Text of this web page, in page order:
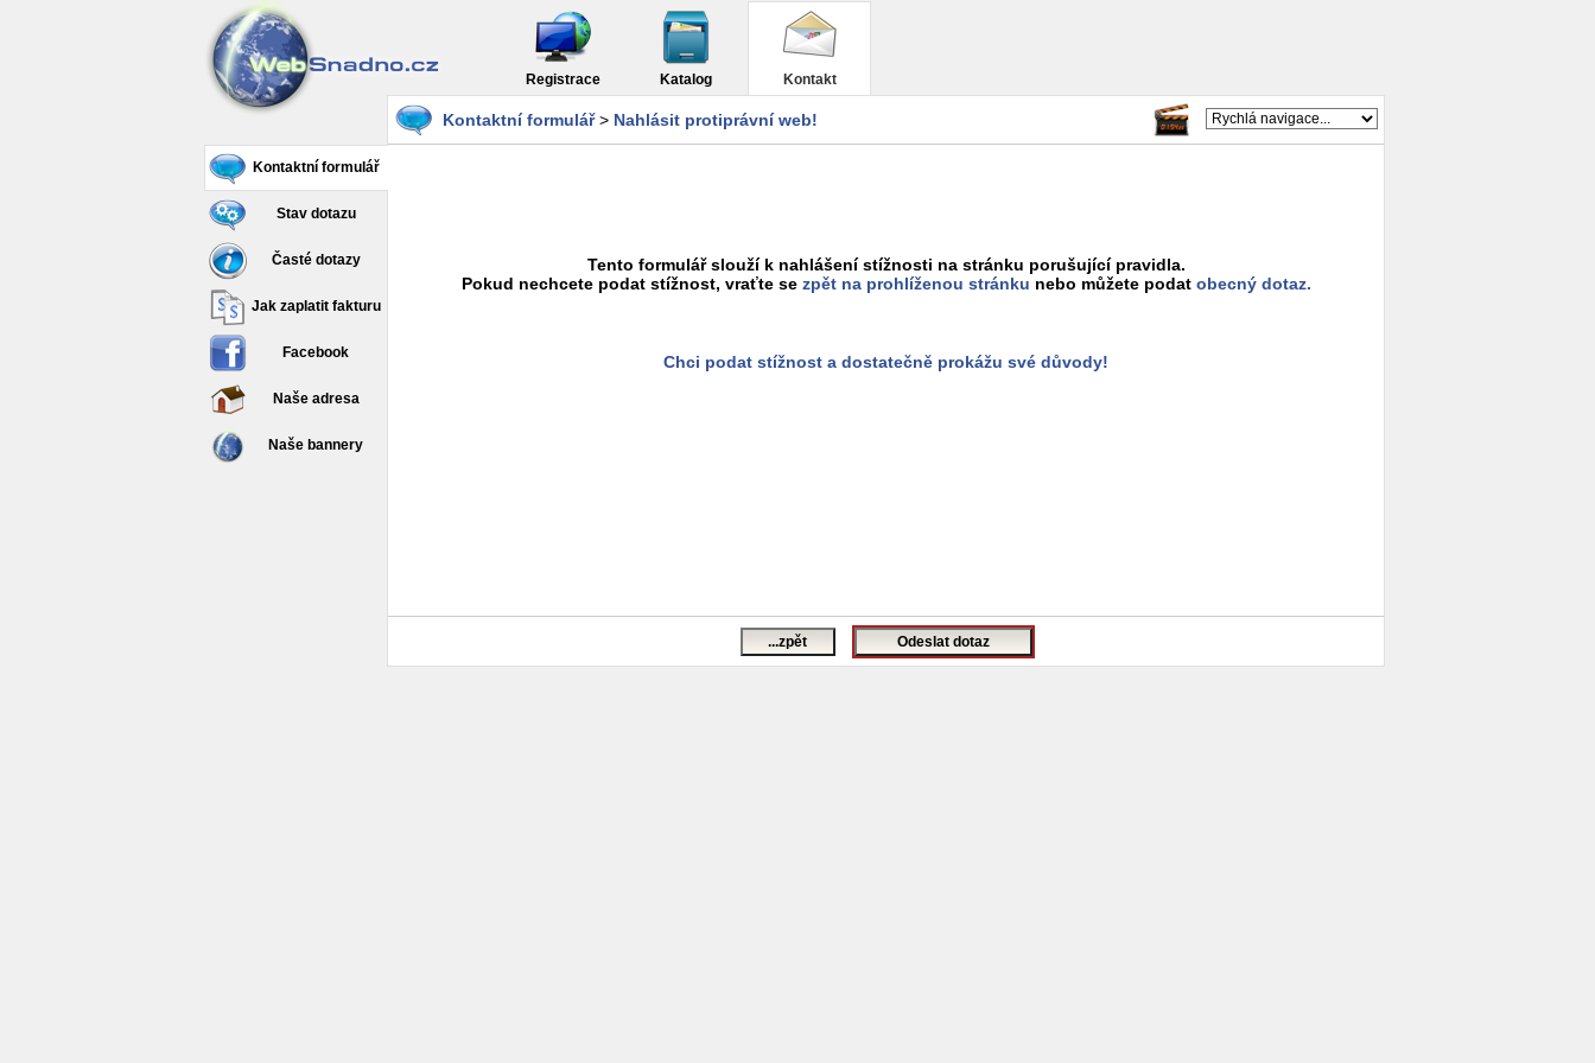
Registrace Katalog Kontakt
Kontaktní formulář
Stav dotazu
Časté dotazy
Jak zaplatit fakturu
Facebook
Naše adresa
Naše bannery
Kontaktní formulář> Nahlásit protiprávní web!
Tento formulář slouží k nahlášení stížnosti na stránku porušující pravidla.
Pokud nechcete podat stížnost, vraťte se zpět na prohlíženou stránku nebo můžete podat obecný dotaz.
Chci podat stížnost a dostatečně prokážu své důvody!